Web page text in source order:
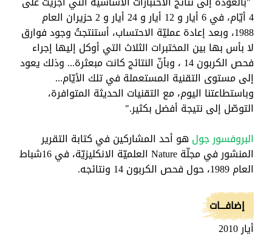
4 أيّام، في 6 أيار و 12 أيار و 24 أيار و 2 حزيران العام
1988، وبعد إعادة عمليّة الاحتساب، أستنتجتُ وجود فوارق
لا بأس بها بين المختبرات الثلاث التي أوكل إليها إجراء
فحص الكربون 14 ، وبأنّ النتائج كانت مبعثرة... وذلك يعود
إلى مستوى التقنية المستعملة في تلك الأيّام...
وباستطاعتنا اليوم، مع التقنيات الحديثة المتوافرة،
التوصّل إلى نتيجة أفضل بكثير."
البروفسور جول هو أحد المشاركين في كتابة التقرير
المنشور في مجلّةNature
العلميّة الانكليزيّة، في 16شباط
العام 1989، حول فحص الكربون 14 ونتائجه.
إضافـــات
أيار 2010